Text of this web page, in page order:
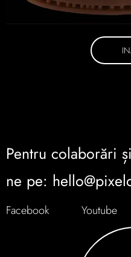
Pentru colaborări
ne pe:
Facebook Youtube